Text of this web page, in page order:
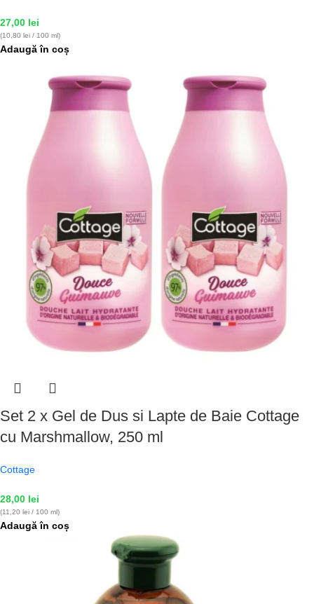
27,00 lei
(10,80 lei / 100 ml)
Adaugă în coș
Set 2 x Gel de Dus si Lapte de Baie Cottage
cu Marshmallow, 250 ml
Cottage
28,00 lei
(11,20 lei / 100 ml)
Adaugă în coș